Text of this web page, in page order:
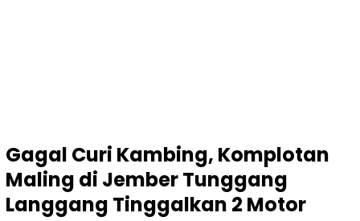
Gagal Curi Kambing, Komplotan
Maling di Jember Tunggang
Langgang Tinggalkan 2 Motor